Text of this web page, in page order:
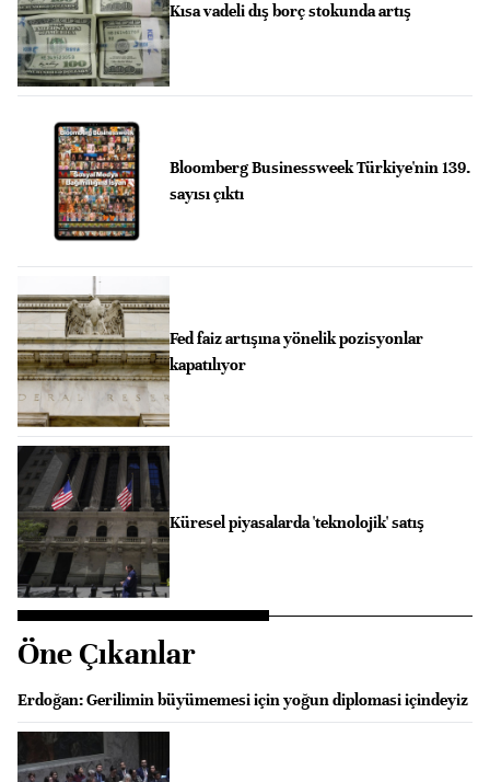
Kısa vadeli dış borç stokunda artış
Bloomberg Businessweek Türkiye'nin 139.
sayısı çıktı
Fed faiz artışına yönelik pozisyonlar
kapatılıyor
Küresel piyasalarda 'teknolojik' satış
Öne Çıkanlar
Erdoğan: Gerilimin büyümemesi için yoğun diplomasi içindeyiz